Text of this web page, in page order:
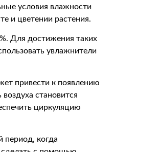
условия влажности
и цветении растения.
Для достижения таких
увлажнители
привести к появлению
становится
циркуляцию
период, когда